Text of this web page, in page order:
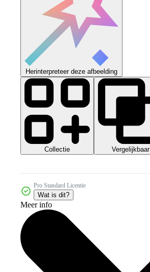
Herinterpreteer deze afbeelding
Collectie Vergelijkbaar
Pro Standard Licentie
Wat is dit?
Meer info